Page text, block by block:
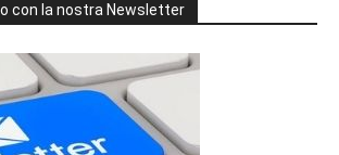
con la nostra Newsletter